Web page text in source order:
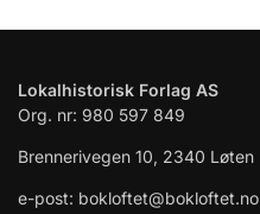
Lokalhistorisk Forlag AS
Org. nr: 980 597 849
Brennerivegen 10, 2340 Løten
e-post: bokloftet@bokloftet.no